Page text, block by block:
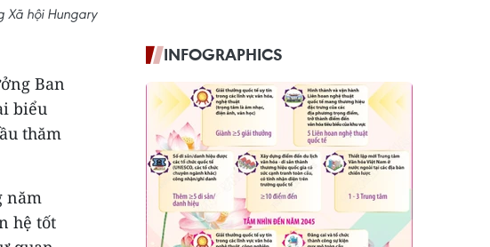
Xã hội Hungary
Ban
biểu
thăm
năm
hệ tốt
INFOGRAPHICS